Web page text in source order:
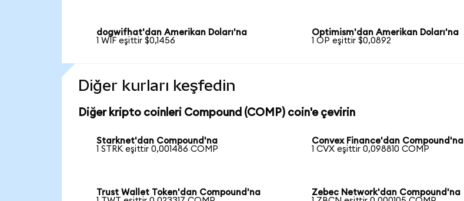
dogwifhat'dan Amerikan Doları'na
1 WIF eşittir $0,1456
Optimism'dan Amerikan Doları'na
1 OP eşittir $0,0892
Diğer kurları keşfedin
Diğer kripto coinleri Compound (COMP) coin'e çevirin
Starknet'dan Compound'na
1 STRK eşittir 0,001486 COMP
Convex Finance'dan Compound'na
1 CVX eşittir 0,098810 COMP
Trust Wallet Token'dan Compound'na
Zebec Network'dan Compound'na